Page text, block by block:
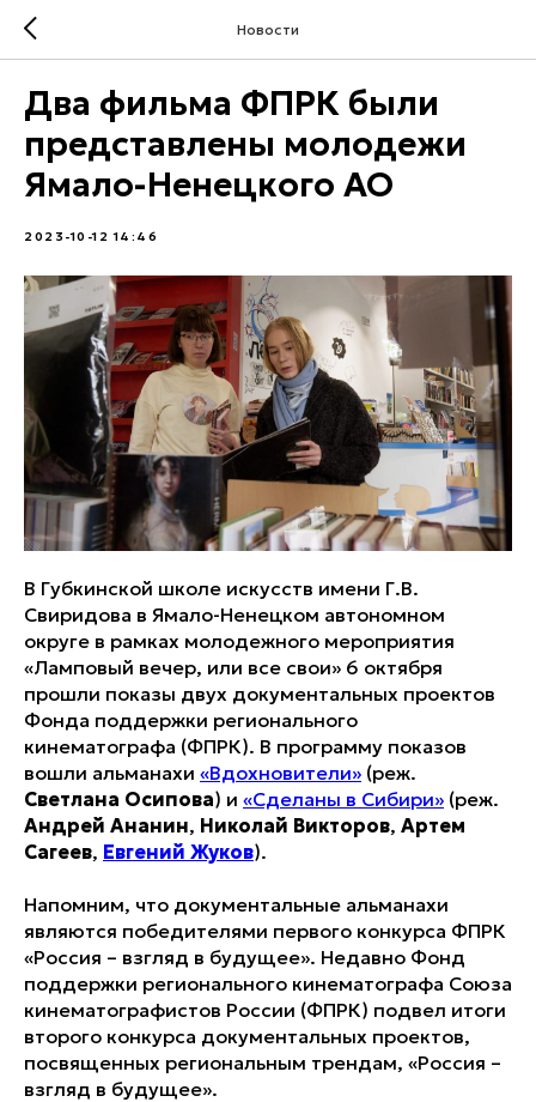
Новости
Два фильма ФПРК были
представлены молодежи
Ямало-Ненецкого АО
2023-10-12 14:46
В Губкинской школе искусств имени Г.В.
Свиридова в Ямало-Ненецком автономном
округе в рамках молодежного мероприятия
«Ламповый вечер, или все свои» 6 октября
прошли показы двух документальных проектов
Фонда поддержки регионального
кинематографа (ФПРК). В программу показов
вошли альманахи «Вдохновители» (реж.
Светлана Осипова) и «Сделаны в Сибири» (реж.
Андрей Ананин, Николай Викторов, Артем
Сагеев, Евгений Жуков).
Напомним, что документальные альманахи
являются победителями первого конкурса ФПРК
«Россия – взгляд в будущее». Недавно Фонд
поддержки регионального кинематографа Союза
кинематографистов России (ФПРК) подвел итоги
второго конкурса документальных проектов,
посвященных региональным трендам, «Россия –
взгляд в будущее».